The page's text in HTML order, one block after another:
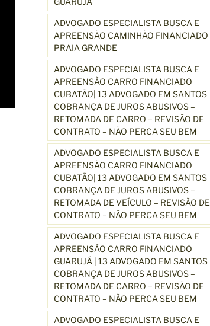
ADVOGADO ESPECIALISTA BUSCA E
APREENSÃO CAMINHÃO FINANCIADO
PRAIA GRANDE
ADVOGADO ESPECIALISTA BUSCA E
APREENSÃO CARRO FINANCIADO
CUBATÃO| 13 ADVOGADO EM SANTOS
COBRANÇA DE JUROS ABUSIVOS –
RETOMADA DE CARRO – REVISÃO DE
CONTRATO – NÃO PERCA SEU BEM
ADVOGADO ESPECIALISTA BUSCA E
APREENSÃO CARRO FINANCIADO
CUBATÃO| 13 ADVOGADO EM SANTOS
COBRANÇA DE JUROS ABUSIVOS –
RETOMADA DE VEÍCULO – REVISÃO DE
CONTRATO – NÃO PERCA SEU BEM
ADVOGADO ESPECIALISTA BUSCA E
APREENSÃO CARRO FINANCIADO
GUARUJÁ | 13 ADVOGADO EM SANTOS
COBRANÇA DE JUROS ABUSIVOS –
RETOMADA DE CARRO – REVISÃO DE
CONTRATO – NÃO PERCA SEU BEM
ADVOGADO ESPECIALISTA BUSCA E